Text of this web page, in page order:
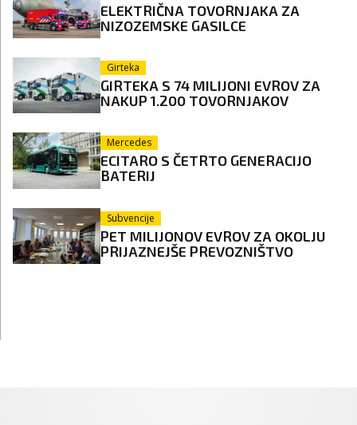
ELEKTRIČNA TOVORNJAKA ZA
NIZOZEMSKE GASILCE
Girteka
GIRTEKA S 74 MILIJONI EVROV ZA
NAKUP 1.200 TOVORNJAKOV
Mercedes
ECITARO S ČETRTO GENERACIJO
BATERIJ
Subvencije
PET MILIJONOV EVROV ZA OKOLJU
PRIJAZNEJŠE PREVOZNIŠTVO